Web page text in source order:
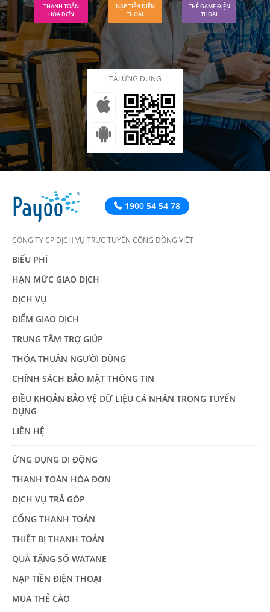
THANH TOÁN
HÓA ĐƠN
NẠP TIỀN ĐIỆN
THOẠI
THẺ GAME ĐIỆN
THOẠI
TẢI ỨNG DỤNG
1900 54 54 78
CÔNG TY CP DỊCH VỤ TRỰC TUYẾN CỘNG ĐỒNG VIỆT
BIỂU PHÍ
HẠN MỨC GIAO DỊCH
DỊCH VỤ
ĐIỂM GIAO DỊCH
TRUNG TÂM TRỢ GIÚP
THỎA THUẬN NGƯỜI DÙNG
CHÍNH SÁCH BẢO MẬT THÔNG TIN
ĐIỀU KHOẢN BẢO VỆ DỮ LIỆU CÁ NHÂN TRONG TUYỂN
DỤNG
LIÊN HỆ
ỨNG DỤNG DI ĐỘNG
THANH TOÁN HÓA ĐƠN
DỊCH VỤ TRẢ GÓP
CỔNG THANH TOÁN
THIẾT BỊ THANH TOÁN
QUÀ TẶNG SỐ WATANE
NẠP TIỀN ĐIỆN THOẠI
MUA THẺ CÀO